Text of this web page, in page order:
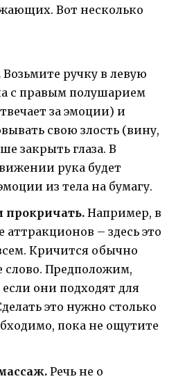
Вот несколько
Возьмите ручку в левую
с правым полушарием
за эмоции) и
свою злость (вину,
закрыть глаза. В
рука будет
из тела на бумагу.
прокричать.Например, в
аттракционов – здесь это
Кричится обычно
слово. Предположим,
они подходят для
это нужно столько
пока не ощутите
Речь не о